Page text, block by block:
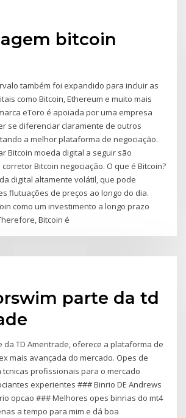
bitcoin
também foi expandido para incluir as
como Bitcoin, Ethereum e muito mais
eToro é apoiada por uma empresa
se diferenciar claramente de outros
a melhor plataforma de negociação.
Bitcoin moeda digital a seguir são
Bitcoin negociação. O que é Bitcoin?
digital altamente volátil, que pode
flutuações de preços ao longo do dia.
como um investimento a longo prazo
Bitcoin é
parte da td
da TD Ameritrade, oferece a plataforma de
mais avançada do mercado. Opes de
tcnicas profissionais para o mercado
experientes ### Binrio DE Andrews
opcao ### Melhores opes binrias do mt4
a tempo para mim e dá boa